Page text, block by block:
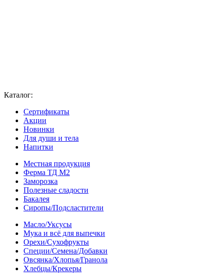
Каталог:
Сертификаты
Акции
Новинки
Для души и тела
Напитки
Местная продукция
Ферма ТД М2
Заморозка
Полезные сладости
Бакалея
Сиропы/Подсластители
Масло/Уксусы
Мука и всё для выпечки
Орехи/Сухофрукты
Специи/Семена/Добавки
Овсянка/Хлопья/Гранола
Хлебцы/Крекеры